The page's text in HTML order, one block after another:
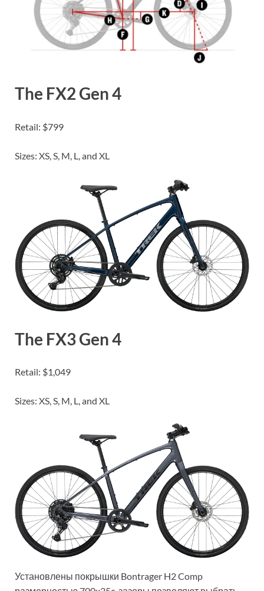
The FX2 Gen 4
Retail: $799
Sizes: XS, S, M, L, and XL
The FX3 Gen 4
Retail: $1,049
Sizes: XS, S, M, L, and XL
Установлены покрышки Bontrager H2 Comp